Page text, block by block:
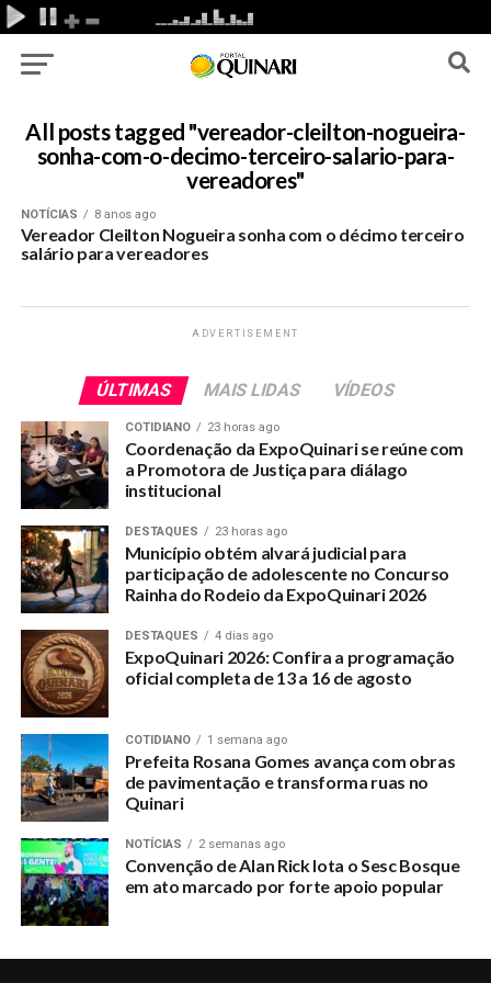
All posts tagged "vereador-cleilton-nogueira-
sonha-com-o-decimo-terceiro-salario-para-
vereadores"
NOTÍCIAS 8 anos ago
Vereador Cleilton Nogueira sonha com o décimo terceiro
salário para vereadores
ADVERTISEMENT
ÚLTIMAS MAIS LIDAS VÍDEOS
COTIDIANO 23 horas ago
Coordenação da ExpoQuinari se reúne com
a Promotora de Justiça para diálago
institucional
DESTAQUES 23 horas ago
Município obtém alvará judicial para
participação de adolescente no Concurso
Rainha do Rodeio da ExpoQuinari 2026
DESTAQUES 4 dias ago
ExpoQuinari 2026: Confira a programação
oficial completa de 13 a 16 de agosto
COTIDIANO 1 semana ago
Prefeita Rosana Gomes avança com obras
de pavimentação e transforma ruas no
Quinari
NOTÍCIAS 2 semanas ago
Convenção de Alan Rick lota o Sesc Bosque
em ato marcado por forte apoio popular